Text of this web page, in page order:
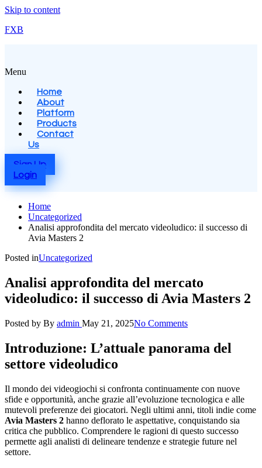
Skip to content
FXB
Menu
Home
About
Platform
Products
Contact
Us
Sign Up
Login
Home
Uncategorized
Analisi approfondita del mercato videoludico: il successo di
Avia Masters 2
Posted inUncategorized
Analisi approfondita del mercato
videoludico: il successo di Avia Masters 2
Posted by By admin May 21, 2025No Comments
Introduzione: L’attuale panorama del
settore videoludico
Il mondo dei videogiochi si confronta continuamente con nuove
sfide e opportunità, anche grazie all’evoluzione tecnologica e alle
mutevoli preferenze dei giocatori. Negli ultimi anni, titoli indie come
Avia Masters 2 hanno deflorato le aspettative, conquistando sia
critica che pubblico. Comprendere le ragioni di questo successo
permette agli analisti di delineare tendenze e strategie future nel
settore.